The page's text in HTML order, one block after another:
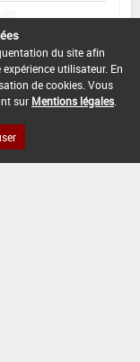
-
:
du site afin
utilisateur. En
de cookies. Vous
sur Mentions légales